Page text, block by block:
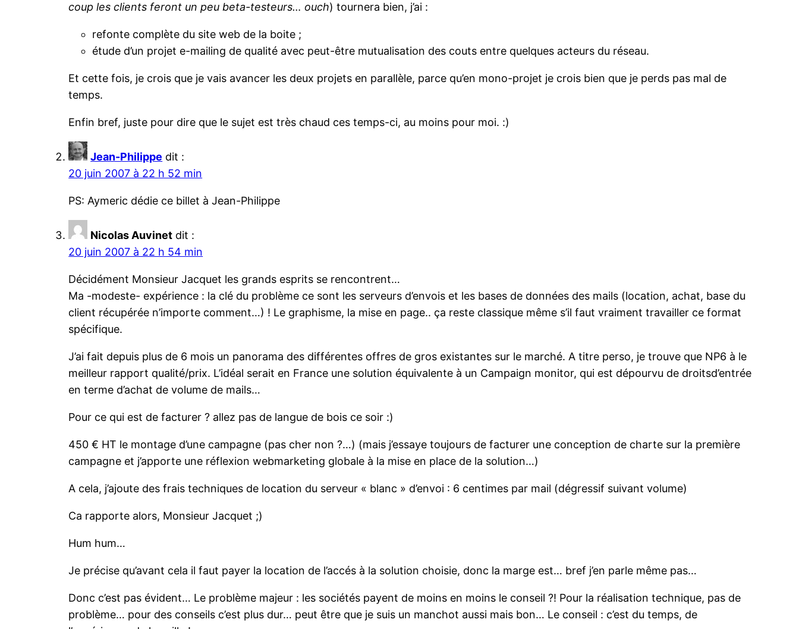
coup les clients feront un peu beta-testeurs… ouch) tournera bien, j’ai :
refonte complète du site web de la boite ;
étude d’un projet e-mailing de qualité avec peut-être mutualisation des couts entre quelques acteurs du réseau.
Et cette fois, je crois que je vais avancer les deux projets en parallèle, parce qu’en mono-projet je crois bien que je perds pas mal de
temps.
Enfin bref, juste pour dire que le sujet est très chaud ces temps-ci, au moins pour moi. :)
Jean-Philippe dit :
20 juin 2007 à 22 h 52 min
PS: Aymeric dédie ce billet à Jean-Philippe
Nicolas Auvinet dit :
20 juin 2007 à 22 h 54 min
Décidément Monsieur Jacquet les grands esprits se rencontrent…
Ma -modeste- expérience : la clé du problème ce sont les serveurs d’envois et les bases de données des mails (location, achat, base du
client récupérée n’importe comment…) ! Le graphisme, la mise en page.. ça reste classique même s’il faut vraiment travailler ce format
spécifique.
J’ai fait depuis plus de 6 mois un panorama des différentes offres de gros existantes sur le marché. A titre perso, je trouve que NP6 à le
meilleur rapport qualité/prix. L’idéal serait en France une solution équivalente à un Campaign monitor, qui est dépourvu de droitsd’entrée
en terme d’achat de volume de mails…
Pour ce qui est de facturer ? allez pas de langue de bois ce soir :)
450 € HT le montage d’une campagne (pas cher non ?…) (mais j’essaye toujours de facturer une conception de charte sur la première
campagne et j’apporte une réflexion webmarketing globale à la mise en place de la solution…)
A cela, j’ajoute des frais techniques de location du serveur « blanc » d’envoi : 6 centimes par mail (dégressif suivant volume)
Ca rapporte alors, Monsieur Jacquet ;)
Hum hum…
Je précise qu’avant cela il faut payer la location de l’accés à la solution choisie, donc la marge est… bref j’en parle même pas…
Donc c’est pas évident… Le problème majeur : les sociétés payent de moins en moins le conseil ?! Pour la réalisation technique, pas de
problème… pour des conseils c’est plus dur… peut être que je suis un manchot aussi mais bon… Le conseil : c’est du temps, de